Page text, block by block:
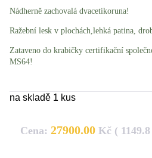
Nádherně zachovalá dvacetikoruna!
Ražební lesk v plochách,lehká patina,
Zataveno do krabičky certifikační
MS64!
na skladě 1 kus
Cena: 27900.00 Kč (